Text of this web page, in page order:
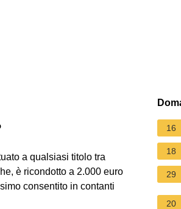
a qualsiasi titolo tra
è ricondotto a 2.000 euro
consentito in contanti
16
18
29
20